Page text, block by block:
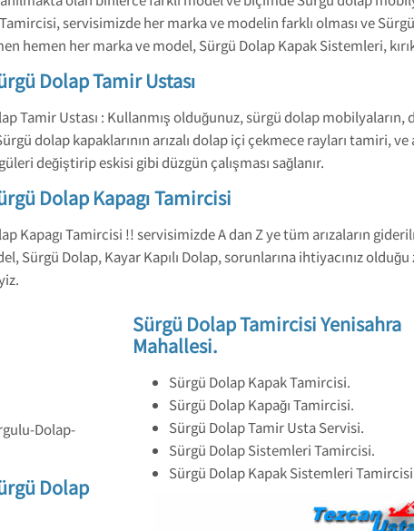
servisimizde her marka ve modelin farklı olması ve
hemen her marka ve model, Sürgü Dolap Kapak Sistemleri,
Dolap Tamir Ustası
Tamir Ustası : Kullanmış olduğunuz, sürgü dolap
dolap kapaklarının arızalı dolap içi çekmece rayları tamiri, ve
değiştirip eskisi gibi düzgün çalışması sağlanır.
Dolap Kapagı Tamircisi
Kapagı Tamircisi !! servisimizde A dan Z ye tüm arızaların
Sürgü Dolap, Kayar Kapılı Dolap, sorunlarına ihtiyacınız
Dolap
Sürgü Dolap Tamircisi Yenisahra
Mahallesi.
Sürgü Dolap Kapak Tamircisi.
Sürgü Dolap Kapağı Tamircisi.
Sürgü Dolap Tamir Usta Servisi.
Sürgü Dolap Sistemleri Tamircisi.
Sürgü Dolap Kapak Sistemleri